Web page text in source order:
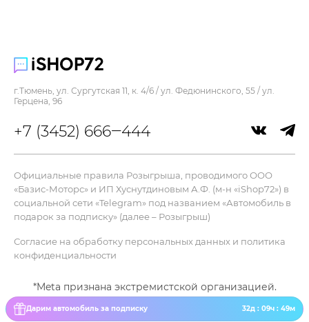
Цвет :
зеленый хром
Мультимедиа
есть
Беспроводное подключение :
Вход/выход :
Питание
Время работы (воспроизведение), ч :
10
Емкость батареи беспроводного контроллера :
+7 (3452) 666‒444
г.Тюмень, ул. Сургутская 11, к. 4/6 / ул. Федюнинского, 55 / ул.
Герцена, 96
Согласие на обработку персональных данных и политика
конфиденциальности
Официальные правила Розыгрыша, проводимого ООО
«Базис-Моторс» и ИП Хуснутдиновым А.Ф. (м-н «iShop72») в
социальной сети «Telegram» под названием «Автомобиль в
подарок за подписку» (далее – Розыгрыш)
*Meta признана экстремистской организацией.
Дарим автомобиль за подписку 32д : 09ч : 49м